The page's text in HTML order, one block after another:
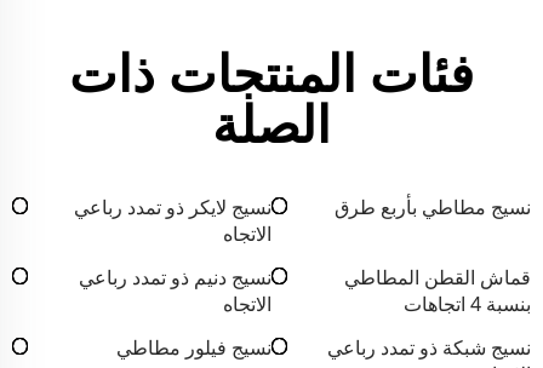
فئات المنتجات ذات
الصلة
نسيج مطاطي بأربع طرق
نسيج لايكر ذو تمدد رباعي
الاتجاه
قماش القطن المطاطي
بنسبة 4 اتجاهات
نسيج دنيم ذو تمدد رباعي
الاتجاه
نسيج شبكة ذو تمدد رباعي
نسيج فيلور مطاطي